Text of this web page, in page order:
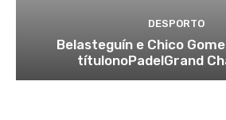
DESPORTO
Belasteguín e Chico
títulonoPadelGrand